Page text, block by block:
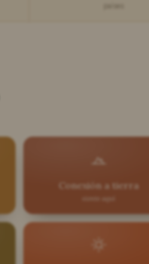
Conexión a tierra
siente aquí